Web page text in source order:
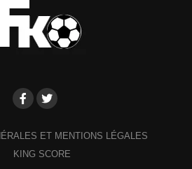
ET MENTIONS LÉGALES
KING SCORE